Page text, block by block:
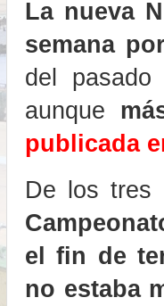
La nueva
semana
del
aunque
publicada
De los tres
el fin de
no estaba